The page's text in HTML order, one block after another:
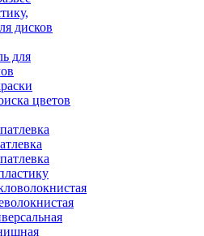
дисков
для
цветов